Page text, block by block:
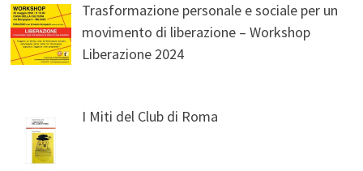
Trasformazione personale e sociale per un
movimento di liberazione – Workshop
Liberazione 2024
I Miti del Club di Roma